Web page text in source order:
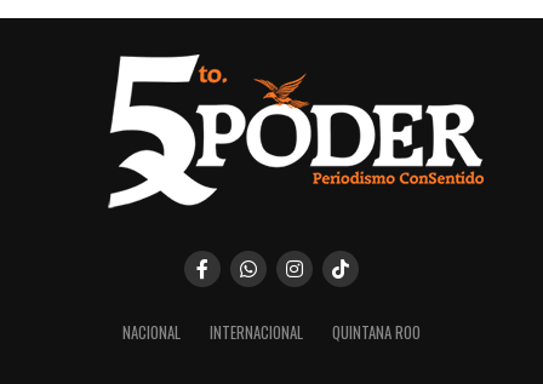
NACIONAL INTERNACIONAL QUINTANA ROO